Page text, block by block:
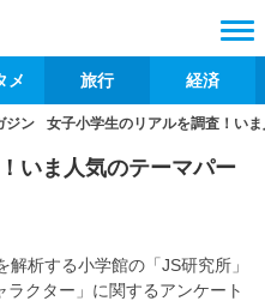
メ 旅行 経済
ジン 女子小学生のリアルを調査！い
いま人気のテーマパー
析する小学館の「JS研究所」
クター」に関するアンケート